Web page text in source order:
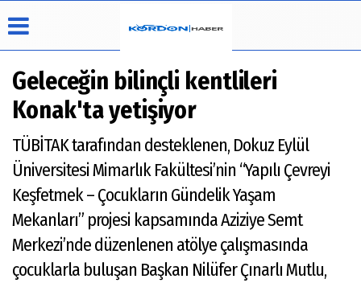
Haber
Arşivi
Durumu
Yazarları
Video
Foto
Galeri
İletişim
Çerez
Gizlilik
İlkeleri
Geleceğin bilinçli kentlileri
Konak'ta yetişiyor
TÜBİTAK tarafından desteklenen, Dokuz Eylül
Üniversitesi Mimarlık Fakültesi’nin “Yapılı Çevreyi
Keşfetmek – Çocukların Gündelik Yaşam
Mekanları” projesi kapsamında Aziziye Semt
Merkezi’nde düzenlenen atölye çalışmasında
çocuklarla buluşan Başkan Nilüfer Çınarlı Mutlu,